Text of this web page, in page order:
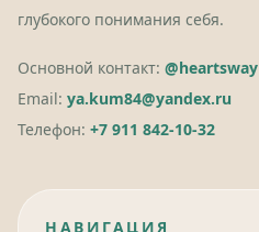
глубокого понимания себя.
Основной контакт: @heartsway
Email: ya.kum84@yandex.ru
Телефон: +7 911 842-10-32
НАВИГАЦИЯ